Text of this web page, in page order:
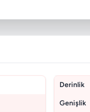
Derinlik
Genişlik